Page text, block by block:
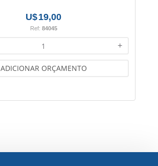
19,00
Ref: 84045
+
ADICIONAR ORÇAMENTO